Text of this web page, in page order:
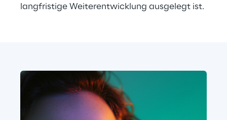
langfristige Weiterentwicklung ausgelegt ist.